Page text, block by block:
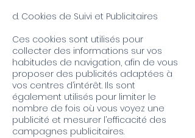
d. Cookies de Suivi et Publicitaires
Ces cookies sont utilisés pour
collecter des informations sur vos
habitudes de navigation, afin de vous
proposer des publicités adaptées à
vos centres d’intérêt. Ils sont
également utilisés pour limiter le
nombre de fois où vous voyez une
publicité et mesurer l’efficacité des
campagnes publicitaires.